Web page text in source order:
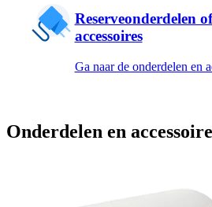
Reserveonderdelen of
accessoires
Ga naar de onderdelen en
Onderdelen en